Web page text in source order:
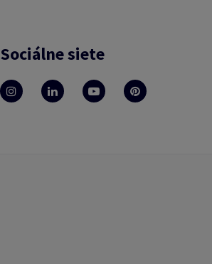
Sociálne siete